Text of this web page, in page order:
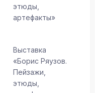
этюды,
артефакты»
Выставка
«Борис Ряузов.
Пейзажи,
этюды,